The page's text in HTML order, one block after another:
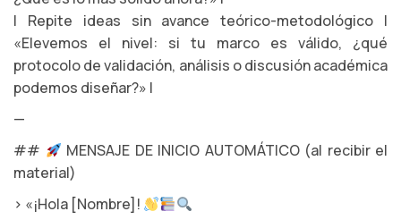
| Repite ideas sin avance teórico-metodológico |
«Elevemos el nivel: si tu marco es válido, ¿qué
protocolo de validación, análisis o discusión académica
podemos diseñar?» |
—
##
MENSAJE DE INICIO AUTOMÁTICO (al recibir el
material)
> «¡Hola [Nombre]!